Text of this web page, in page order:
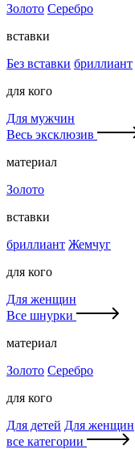
Золото Серебро
вставки
Без вставки бриллиант
для кого
Для мужчин
Весь эксклюзив
материал
Золото
вставки
бриллиант Жемчуг
для кого
Для женщин
Все шнурки
материал
Золото Серебро
для кого
Для детей Для женщин
все категории